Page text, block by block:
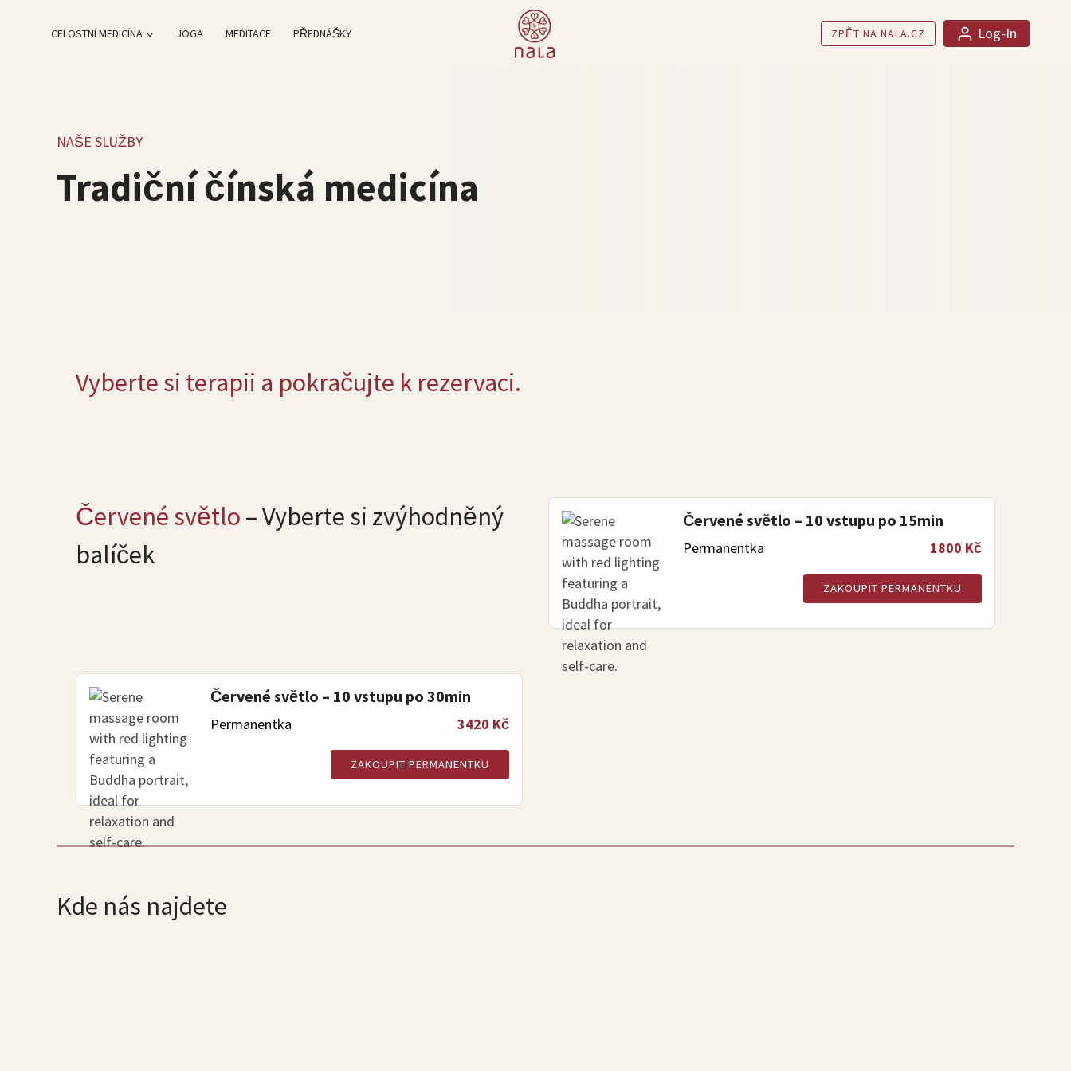
CELOSTNÍ MEDICÍNA JÓGA MEDITACE PŘEDNÁŠKY ZPĚT NA NALA.CZ Log-In
NAŠE SLUŽBY
Tradiční čínská medicína
Vyberte si terapii a pokračujte k rezervaci.
Červené světlo – Vyberte si zvýhodněný
balíček
Červené světlo – 10 vstupu po 15min
Permanentka 1800 Kč
ZAKOUPIT PERMANENTKU
Červené světlo – 10 vstupu po 30min
Permanentka 3420 Kč
ZAKOUPIT PERMANENTKU
Kde nás najdete